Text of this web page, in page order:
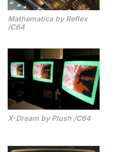
Mathematica by Reflex
/C64
X-Dream by Plush /C64